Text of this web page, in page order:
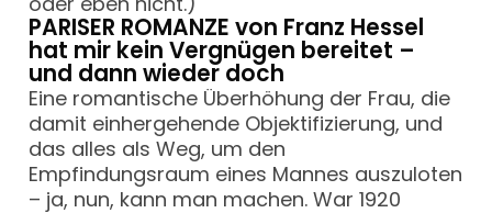
PARISER ROMANZE von Franz Hessel
hat mir kein Vergnügen bereitet –
und dann wieder doch
Eine romantische Überhöhung der Frau, die
damit einhergehende Objektifizierung, und
das alles als Weg, um den
Empfindungsraum eines Mannes auszuloten
– ja, nun, kann man machen. War 1920